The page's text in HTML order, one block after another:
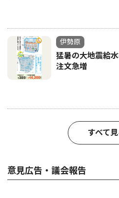
伊勢原
猛暑の大地震給
注文急増
すべて
意見広告・議会報告